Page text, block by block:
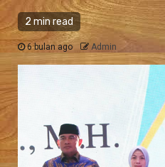
2 min read
6 bulan ago Admin